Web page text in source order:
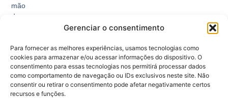
Gerenciar o consentimento
Para fornecer as melhores experiências, usamos tecnologias como
cookies para armazenar e/ou acessar informações do dispositivo. O
consentimento para essas tecnologias nos permitirá processar dados
como comportamento de navegação ou IDs exclusivos neste site. Não
consentir ou retirar o consentimento pode afetar negativamente certos
recursos e funções.
mão
de
o
encontro
entre
trabalhadores
e